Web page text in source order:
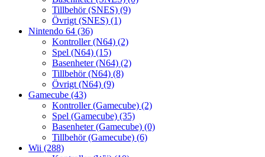
Tillbehör (SNES) (9)
Övrigt (SNES) (1)
Nintendo 64 (36)
Kontroller (N64) (2)
Spel (N64) (15)
Basenheter (N64) (2)
Tillbehör (N64) (8)
Övrigt (N64) (9)
Gamecube (43)
Kontroller (Gamecube) (2)
Spel (Gamecube) (35)
Basenheter (Gamecube) (0)
Tillbehör (Gamecube) (6)
Wii (288)